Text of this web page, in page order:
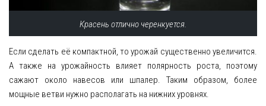
Красень отлично черенкуется.
Если сделать её компактной, то урожай существенно увеличится.
А также на урожайность влияет полярность роста, поэтому
сажают около навесов или шпалер. Таким образом, более
мощные ветви нужно располагать на нижних уровнях.